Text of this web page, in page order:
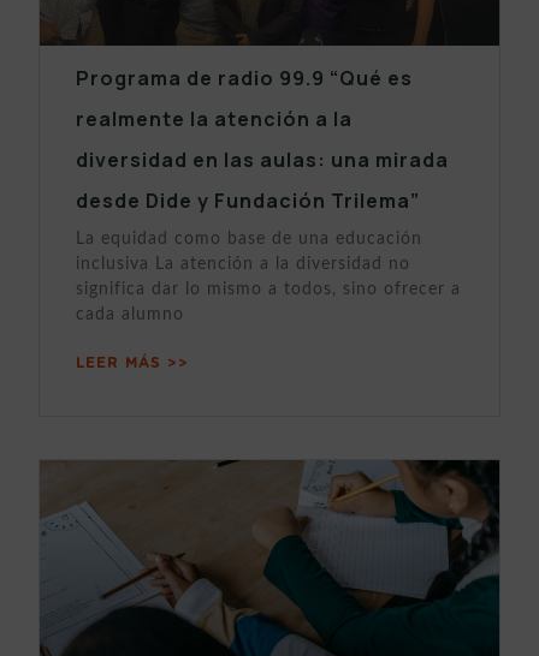
Programa de radio 99.9 “Qué es
realmente la atención a la
diversidad en las aulas: una mirada
desde Dide y Fundación Trilema”
La equidad como base de una educación
inclusiva La atención a la diversidad no
significa dar lo mismo a todos, sino ofrecer a
cada alumno
LEER MÁS >>